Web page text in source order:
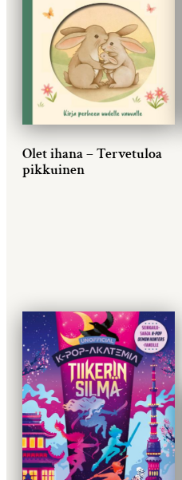
Olet ihana – Tervetuloa
pikkuinen